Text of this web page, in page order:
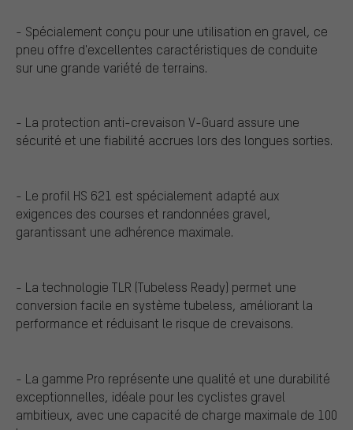
- Spécialement conçu pour une utilisation en gravel, ce
pneu offre d'excellentes caractéristiques de conduite
sur une grande variété de terrains.
- La protection anti-crevaison V-Guard assure une
sécurité et une fiabilité accrues lors des longues sorties.
- Le profil HS 621 est spécialement adapté aux
exigences des courses et randonnées gravel,
garantissant une adhérence maximale.
- La technologie TLR (Tubeless Ready) permet une
conversion facile en système tubeless, améliorant la
performance et réduisant le risque de crevaisons.
- La gamme Pro représente une qualité et une durabilité
exceptionnelles, idéale pour les cyclistes gravel
ambitieux, avec une capacité de charge maximale de 100